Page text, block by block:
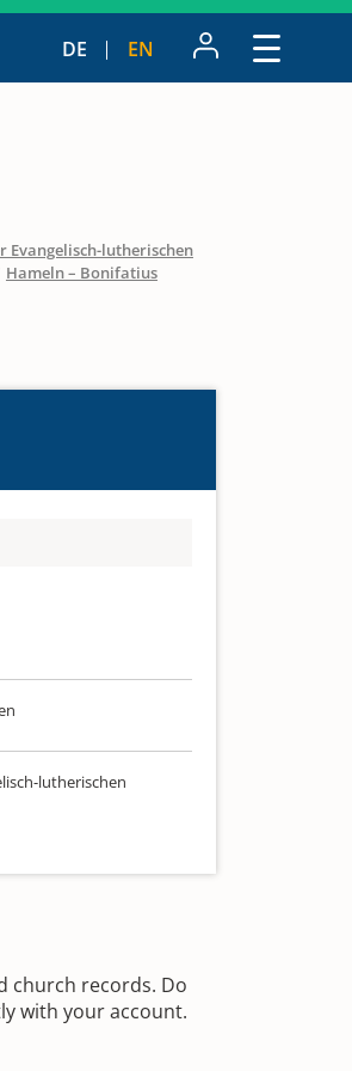
DE EN
Evangelisch-lutherischen
Hameln – Bonifatius
lutherischen
church records. Do
with your account.